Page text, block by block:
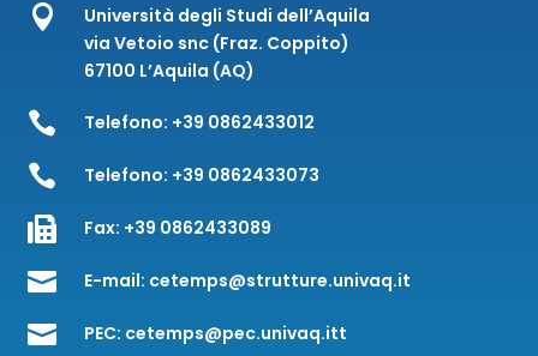

Università degli Studi dell’Aquila
via Vetoio snc (Fraz. Coppito)
67100 L’Aquila (AQ)
 Telefono: +39 0862433012
 Telefono: +39 0862433073
 Fax: +39 0862433089
 E-mail: cetemps@strutture.univaq.it
 PEC: cetemps@pec.univaq.itt